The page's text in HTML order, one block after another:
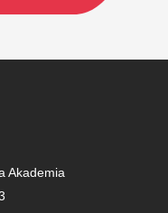
Akademia